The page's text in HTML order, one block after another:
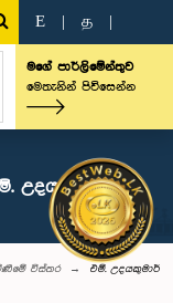
E த
මගේ පාර්ලිමේන්තුව
මෙතැනින් පිවිසෙන්න
උදයකුමාර්
විස්තර එම්. උදයකුමාර්